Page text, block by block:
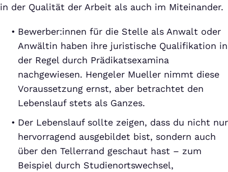
in der Qualität der Arbeit als auch im Miteinander.
Bewerber:innen für die Stelle als Anwalt oder
Anwältin haben ihre juristische Qualifikation in
der Regel durch Prädikatsexamina
nachgewiesen. Hengeler Mueller nimmt diese
Voraussetzung ernst, aber betrachtet den
Lebenslauf stets als Ganzes.
Der Lebenslauf sollte zeigen, dass du nicht nur
hervorragend ausgebildet bist, sondern auch
über den Tellerrand geschaut hast – zum
Beispiel durch Studienortswechsel,